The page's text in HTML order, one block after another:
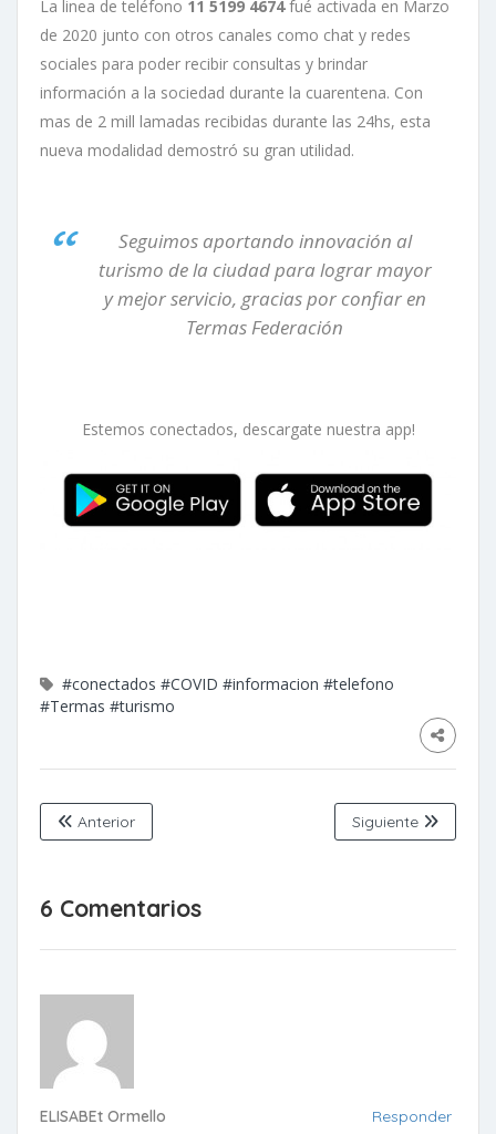
La linea de teléfono 11 5199 4674fué activada en Marzo
de 2020 junto con otros canales como chat y redes
sociales para poder recibir consultas y brindar
información a la sociedad durante la cuarentena. Con
mas de 2 mill lamadas recibidas durante las 24hs, esta
nueva modalidad demostró su gran utilidad.
Seguimos aportando innovación al
turismo de la ciudad para lograr mayor
y mejor servicio, gracias por confiar en
Termas Federación
Estemos conectados, descargate nuestra app!
#conectados #COVID #informacion #telefono
#Termas #turismo
Anterior Siguiente
6 Comentarios
ELISABEt Ormello Responder